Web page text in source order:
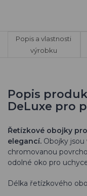
Popis a vlastnosti
výrobku
Popis
DeLuxe pro
Řetízkové obojky
elegancí. Obojky
chromovanou
odolné oko pro
Délka řetízkového